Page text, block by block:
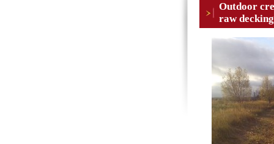
Outdoor
raw